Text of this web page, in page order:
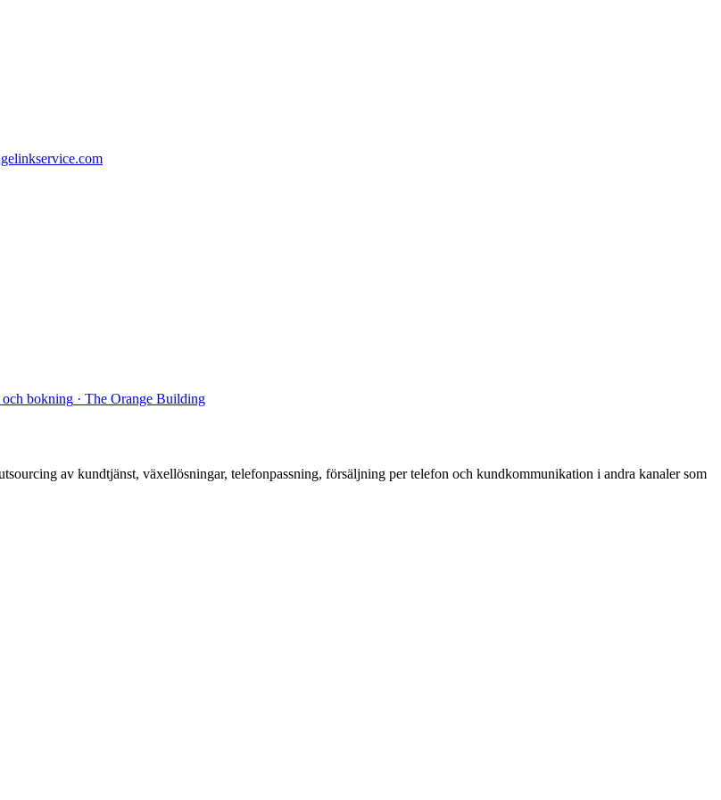
och bokning · The Orange Building
av kundtjänst, växellösningar, telefonpassning, försäljning per telefon och kundkommunikation i andra kanaler som